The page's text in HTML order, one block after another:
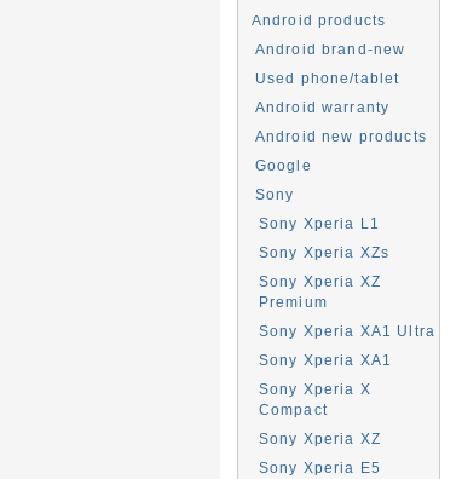
Android products
Android brand-new
Used phone/tablet
Android warranty
Android new products
Google
Sony
Sony Xperia L1
Sony Xperia XZs
Sony Xperia XZ
Premium
Sony Xperia XA1 Ultra
Sony Xperia XA1
Sony Xperia X
Compact
Sony Xperia XZ
Sony Xperia E5